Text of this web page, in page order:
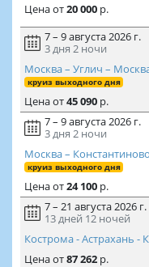
Ценаот20 000р.
7 – 9 августа 2026 г.
3 дня 2 ночи
Москва – Углич –
круиз выходного дня
Ценаот45 090р.
7 – 9 августа 2026 г.
3 дня 2 ночи
Москва –
круиз выходного дня
Ценаот24 100р.
7 – 21 августа 2026 г.
13 дней 12 ночей
Кострома - Астрахань -
Ценаот87 262р.